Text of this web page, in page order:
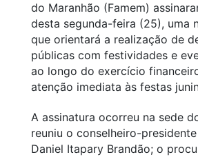
do Maranhão (Famem)
desta segunda-feira (25), uma
que orientará a realização de
públicas com festividades e
ao longo do exercício
atenção imediata às festas
A assinatura ocorreu na sede
reuniu o conselheiro-
Daniel Itapary Brandão; o